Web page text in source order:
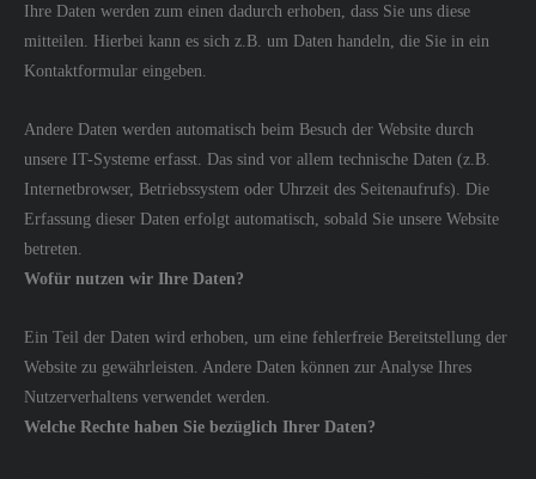
Ihre Daten werden zum einen dadurch erhoben, dass Sie uns diese
mitteilen. Hierbei kann es sich z.B. um Daten handeln, die Sie in ein
Kontaktformular eingeben.
Andere Daten werden automatisch beim Besuch der Website durch
unsere IT-Systeme erfasst. Das sind vor allem technische Daten (z.B.
Internetbrowser, Betriebssystem oder Uhrzeit des Seitenaufrufs). Die
Erfassung dieser Daten erfolgt automatisch, sobald Sie unsere Website
betreten.
Wofür nutzen wir Ihre Daten?
Ein Teil der Daten wird erhoben, um eine fehlerfreie Bereitstellung der
Website zu gewährleisten. Andere Daten können zur Analyse Ihres
Nutzerverhaltens verwendet werden.
Welche Rechte haben Sie bezüglich Ihrer Daten?